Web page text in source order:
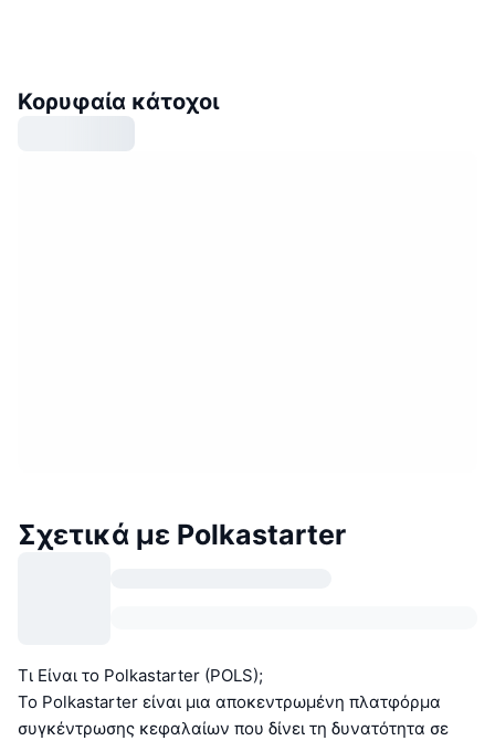
Κορυφαία κάτοχοι
Σχετικά με Polkastarter
Τι Είναι το Polkastarter (POLS);
Το Polkastarter είναι μια αποκεντρωμένη πλατφόρμα
συγκέντρωσης κεφαλαίων που δίνει τη δυνατότητα σε